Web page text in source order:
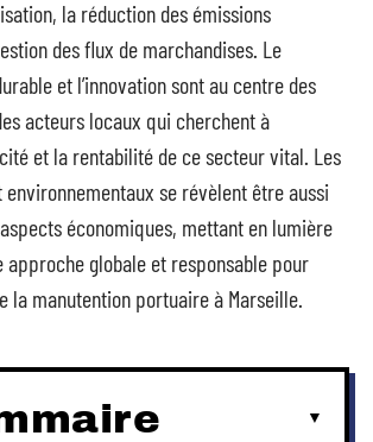
la réduction des émissions
des flux de marchandises. Le
et l’innovation sont au centre des
acteurs locaux qui cherchent à
et la rentabilité de ce secteur vital. Les
se révèlent être aussi
économiques, mettant en lumière
approche globale et responsable pour
la manutention portuaire à Marseille.